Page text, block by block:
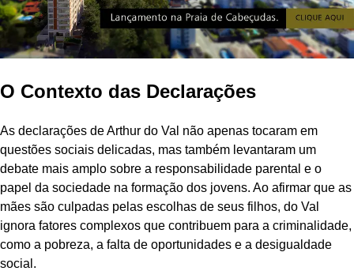
O Contexto das Declarações
As declarações de Arthur do Val não apenas tocaram em
questões sociais delicadas, mas também levantaram um
debate mais amplo sobre a responsabilidade parental e o
papel da sociedade na formação dos jovens. Ao afirmar que as
mães são culpadas pelas escolhas de seus filhos, do Val
ignora fatores complexos que contribuem para a criminalidade,
como a pobreza, a falta de oportunidades e a desigualdade
social.